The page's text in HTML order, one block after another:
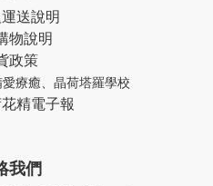
送說明
物說明
政策
療癒、 晶荷塔羅學校
精電子報
我們